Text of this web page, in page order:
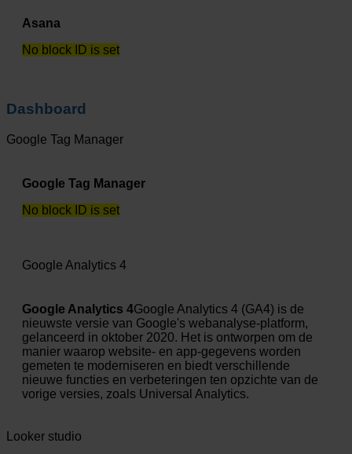
Asana
No block ID is set
Dashboard
Google Tag Manager
Google Tag Manager
No block ID is set
Google Analytics 4
Google Analytics 4Google Analytics 4 (GA4) is de
nieuwste versie van Google's webanalyse-platform,
gelanceerd in oktober 2020. Het is ontworpen om de
manier waarop website- en app-gegevens worden
gemeten te moderniseren en biedt verschillende
nieuwe functies en verbeteringen ten opzichte van de
vorige versies, zoals Universal Analytics.
Looker studio